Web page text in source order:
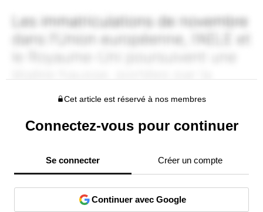
Cet article est réservé à nos membres
Connectez-vous pour continuer
Se connecter Créer un compte
Continuer avec Google